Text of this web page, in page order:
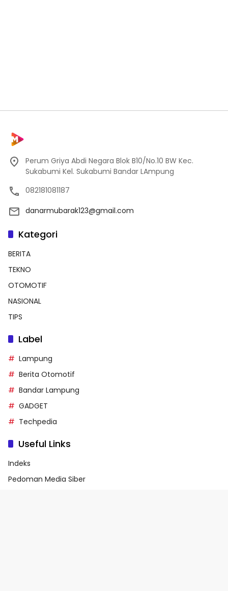
Perum Griya Abdi Negara Blok B10/No.10 BW Kec.
Sukabumi Kel. Sukabumi Bandar LAmpung
082181081187
danarmubarak123@gmail.com
Kategori
BERITA
TEKNO
OTOMOTIF
NASIONAL
TIPS
Label
Lampung
Berita Otomotif
Bandar Lampung
GADGET
Techpedia
Useful Links
Indeks
Pedoman Media Siber